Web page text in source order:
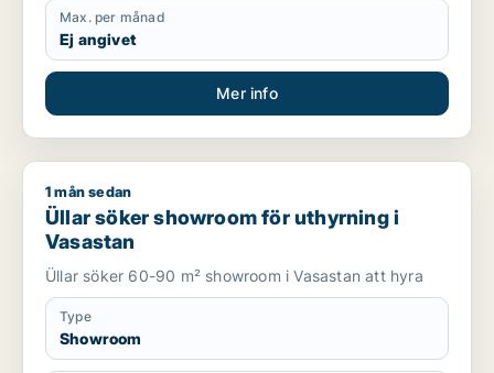
Max. per månad
Ej angivet
Mer info
Üllar söker showroom för uthyrning i Vasastan
1 mån sedan
Üllar söker showroom för uthyrning i
Vasastan
Üllar söker 60-90 m² showroom i Vasastan att hyra
Type
Showroom